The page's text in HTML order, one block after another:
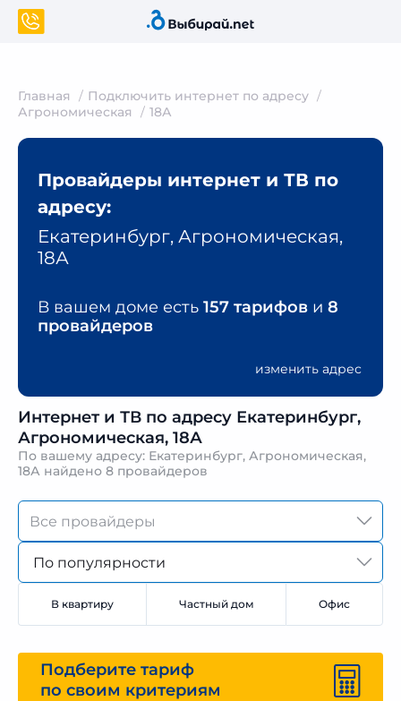
Главная
Подключить интернет по адресу
Агрономическая
18А
изменить адрес
Провайдеры интернет и ТВ по
адресу:
Екатеринбург, Агрономическая,
18А
В вашем доме есть 157 тарифов и 8
провайдеров
Интернет и ТВ по адресу Екатеринбург,
Агрономическая, 18А
По вашему адресу: Екатеринбург, Агрономическая,
18А найдено 8 провайдеров
По популярности
В квартиру Частный дом Офис
Подберите тариф
по своим критериям